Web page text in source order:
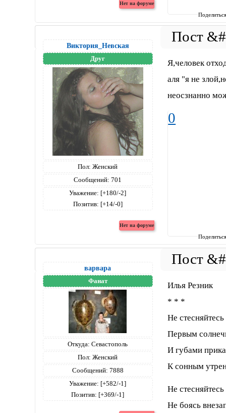
Виктория_Невская
Друг
Пол: Женский
Сообщений: 701
Уважение: [+180/-2]
Позитив: [+14/-0]
Я,человек
аля "я не
неосзнанно
0
варвара
Фанат
Откуда: Севастополь
Пол: Женский
Сообщений: 7888
Уважение: [+582/-1]
Позитив: [+369/-1]
Илья Резник
* * *
Не
Первым
И губами
К сонным
Не
Не боясь